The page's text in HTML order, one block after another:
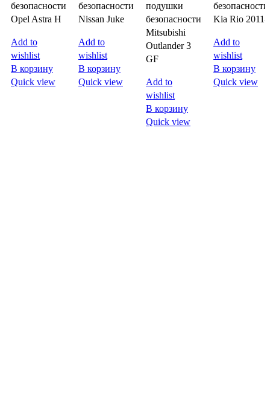
безопасности
Opel Astra H
Add to
wishlist
В корзину
Quick view
безопасности
Nissan Juke
Add to
wishlist
В корзину
Quick view
подушки
безопасности
Mitsubishi
Outlander 3
GF
Add to
wishlist
В корзину
Quick view
безопасности
Kia Rio 2011-
Add to
wishlist
В корзину
Quick view